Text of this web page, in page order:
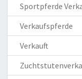
Sportpferde
Verkaufspferde
Verkauft